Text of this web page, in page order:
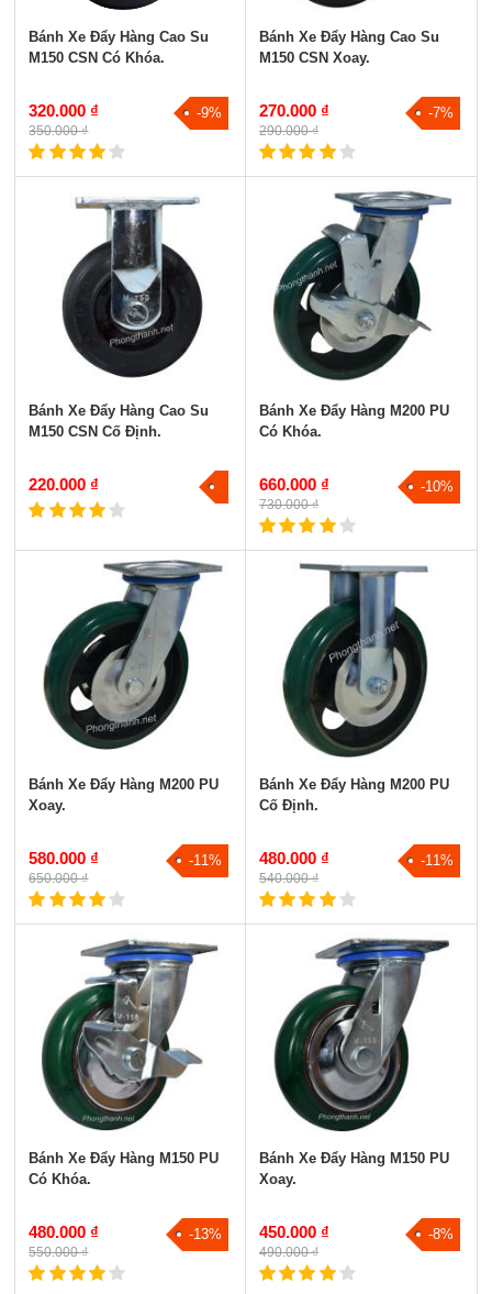
Bánh Xe Đẩy Hàng Cao Su
M150 CSN Có Khóa.
320.000 ₫
350.000 ₫
-9%
Bánh Xe Đẩy Hàng Cao Su
M150 CSN Xoay.
270.000 ₫
290.000 ₫
-7%
Bánh Xe Đẩy Hàng Cao Su
M150 CSN Cố Định.
220.000 ₫
Bánh Xe Đẩy Hàng M200 PU
Có Khóa.
660.000 ₫
730.000 ₫
-10%
Bánh Xe Đẩy Hàng M200 PU
Xoay.
580.000 ₫
650.000 ₫
-11%
Bánh Xe Đẩy Hàng M200 PU
Cố Định.
480.000 ₫
540.000 ₫
-11%
Bánh Xe Đẩy Hàng M150 PU
Có Khóa.
480.000 ₫
550.000 ₫
-13%
Bánh Xe Đẩy Hàng M150 PU
Xoay.
450.000 ₫
490.000 ₫
-8%